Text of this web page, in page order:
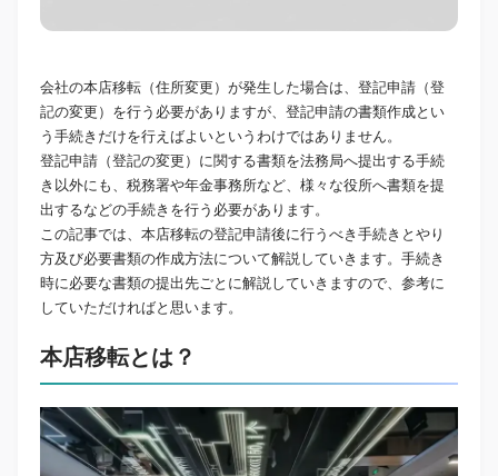
会社の本店移転（住所変更）が発生した場合は、登記申請（登
記の変更）を行う必要がありますが、登記申請の書類作成とい
う手続きだけを行えばよいというわけではありません。
登記申請（登記の変更）に関する書類を法務局へ提出する手続
き以外にも、税務署や年金事務所など、様々な役所へ書類を提
出するなどの手続きを行う必要があります。
この記事では、本店移転の登記申請後に行うべき手続きとやり
方及び必要書類の作成方法について解説していきます。手続き
時に必要な書類の提出先ごとに解説していきますので、参考に
していただければと思います。
本店移転とは？